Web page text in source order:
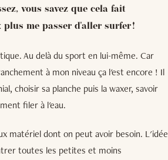
vous savez que cela fait
me passer d'aller surfer !
Au delà du sport en lui-même. Car
à mon niveau ça l'est encore ! Il
choisir sa planche puis la waxer, savoir
filer à l'eau.
matériel dont on peut avoir besoin. L'idée
toutes les petites et moins